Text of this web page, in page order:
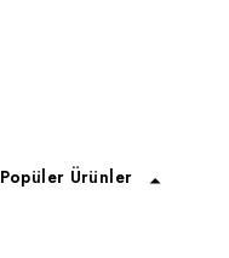
Popüler Ürünler